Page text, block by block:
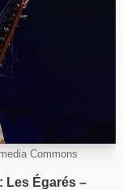
Commons
Les Égarés –